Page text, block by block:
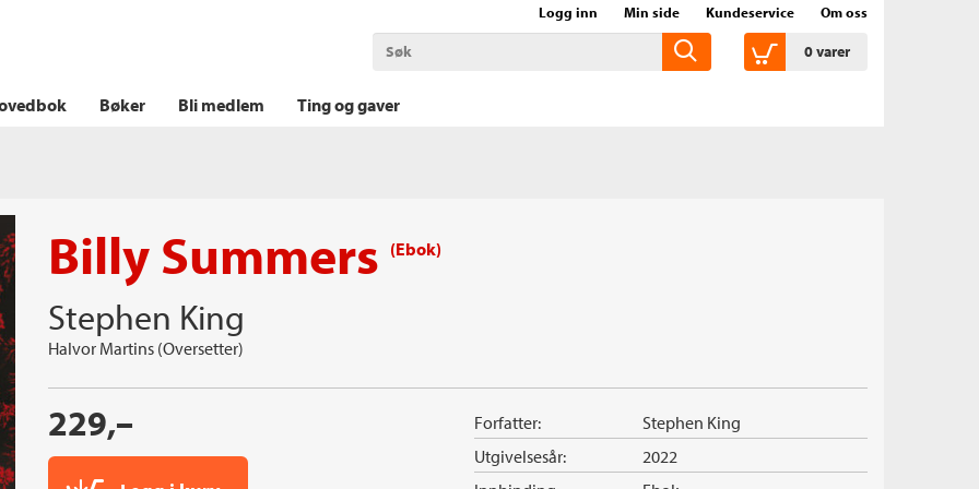
Logg inn Min side Kundeservice Om oss
0varer
Bøker Bli medlem Ting og gaver
Billy Summers (Ebok)
Stephen King
Halvor Martins (Oversetter)
229,– Forfatter: Stephen King
Utgivelsesår: 2022